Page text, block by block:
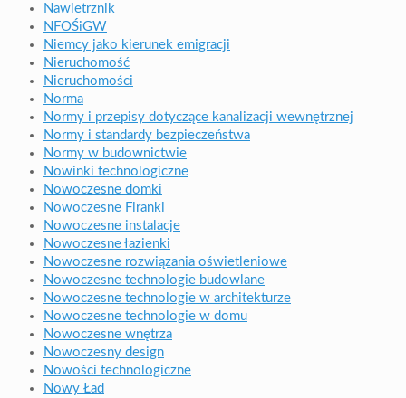
Nawietrznik
NFOŚiGW
Niemcy jako kierunek emigracji
Nieruchomość
Nieruchomości
Norma
Normy i przepisy dotyczące kanalizacji wewnętrznej
Normy i standardy bezpieczeństwa
Normy w budownictwie
Nowinki technologiczne
Nowoczesne domki
Nowoczesne Firanki
Nowoczesne instalacje
Nowoczesne łazienki
Nowoczesne rozwiązania oświetleniowe
Nowoczesne technologie budowlane
Nowoczesne technologie w architekturze
Nowoczesne technologie w domu
Nowoczesne wnętrza
Nowoczesny design
Nowości technologiczne
Nowy Ład